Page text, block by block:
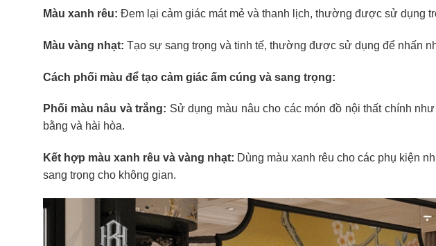
Màu xanh rêu: Đem lại cảm giác mát mẻ và thanh lịch, thường được sử dụng
Màu vàng nhạt: Tạo sự sang trọng và tinh tế, thường được sử dụng để nhấn
Cách phối màu để tạo cảm giác ấm cúng và sang trọng:
Phối màu nâu và trắng: Sử dụng màu nâu cho các món đồ nội thất chính
bằng và hài hòa.
Kết hợp màu xanh rêu và vàng nhạt: Dùng màu xanh rêu cho các phụ kiện
sang trọng cho không gian.